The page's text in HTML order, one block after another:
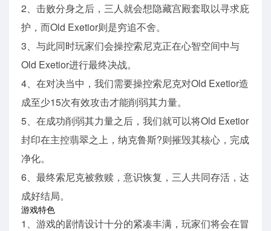
2、击败分身之后，三人就会想隐藏宫殿套取以寻求庇
护，而Old Exetior则是穷追不舍。
3、与此同时玩家们会操控索尼克正在心智空间中与
Old Exetior进行最终决战。
4、在对决当中，我们需要操控索尼克对Old Exetior造
成至少15次有效攻击才能削弱其力量。
5、在成功削弱其力量之后，我们就可以将Old Exetior
封印在主控翡翠之上，纳克鲁斯?则摧毁其核心，完成
净化。
6、最终索尼克被救赎，意识恢复，三人共同存活，达
成好结局。
游戏特色
1、游戏的剧情设计十分的紧凑丰满，玩家们将会在冒